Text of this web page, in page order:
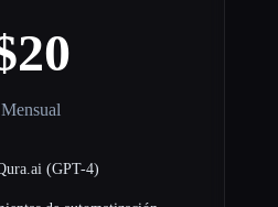
Mensual
(GPT-4)